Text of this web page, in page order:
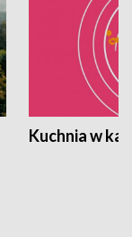
Kuchnia w